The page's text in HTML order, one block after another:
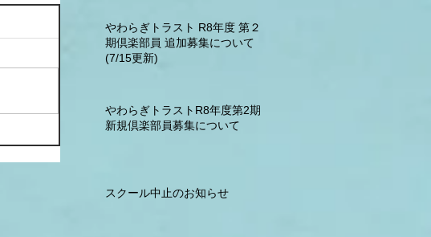
やわらぎトラスト R8年度 第２
期倶楽部員 追加募集について
(7/15更新)
やわらぎトラストR8年度第2期
新規倶楽部員募集について
スクール中止のお知らせ